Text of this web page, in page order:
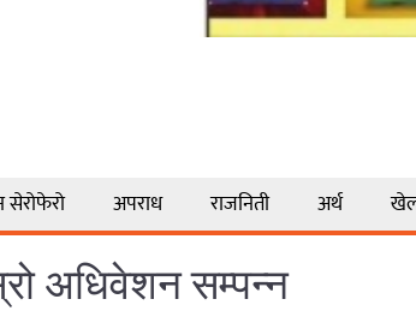
सेरोफेरो अपराध राजनिती अर्थ
अधिवेशन सम्पन्न